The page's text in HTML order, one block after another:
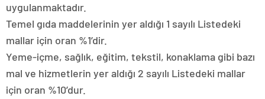
uygulanmaktadır.
Temel gıda maddelerinin yer aldığı 1 sayılı Listedeki
mallar için oran %1’dir.
Yeme-içme, sağlık, eğitim, tekstil, konaklama gibi bazı
mal ve hizmetlerin yer aldığı 2 sayılı Listedeki mallar
için oran %10’dur.